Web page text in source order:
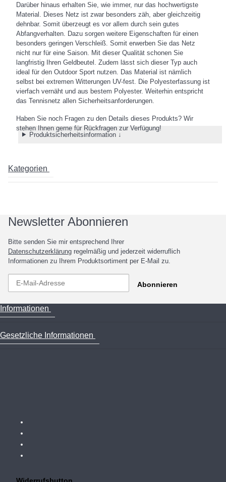
Darüber hinaus erhalten Sie, wie immer, nur das hochwertigste
Material. Dieses Netz ist zwar besonders zäh, aber gleichzeitig
dehnbar. Somit überzeugt es vor allem durch sein gutes
Abfangverhalten. Dazu sorgen weitere Eigenschaften für einen
besonders geringen Verschleiß. Somit erwerben Sie das Netz
nicht nur für eine Saison. Mit dieser Qualität schonen Sie
langfristig Ihren Geldbeutel. Zudem lässt sich dieser Typ auch
ideal für den Outdoor Sport nutzen. Das Material ist nämlich
selbst bei extremen Witterungen UV-fest. Die Polyesterfassung ist
vierfach vernäht und aus bestem Polyester. Weiterhin entspricht
das Tennisnetz allen Sicherheitsanforderungen.
Haben Sie noch Fragen zu den Details dieses Produkts? Wir
stehen Ihnen gerne für Rückfragen zur Verfügung!
Produktsicherheitsinformation ↓
Kategorien
Newsletter Abonnieren
Bitte senden Sie mir entsprechend Ihrer
Datenschutzerklärung regelmäßig und jederzeit widerruflich
Informationen zu Ihrem Produktsortiment per E-Mail zu.
Abonnieren
Informationen
Gesetzliche Informationen
Widerrufsbutton